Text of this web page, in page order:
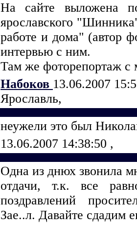
На сайте выложена
ярославского
работе и дома" (автор
интервью с ним.
Там же фоторепортаж
Набоков 13.06.2007
Ярославль,
неужели это был
13.06.2007 14:38:50 ,
Одна из днюх звонила
отдачи, т.к. все
поздравлений
Зае..л. Давайте сдадим